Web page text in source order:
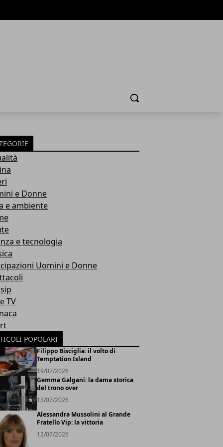
Cerca
e Donne
e ambiente
e tecnologia
Uomini e Donne
TV
POPOLARI
Filippo Bisciglia: il volto di
Temptation Island
19/07/2026
Gemma Galgani: la dama storica
del trono over
13/07/2026
Alessandra Mussolini al Grande
Fratello Vip: la vittoria
12/07/2026